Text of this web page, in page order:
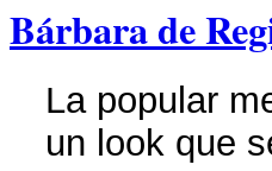
Bárbara de
La popular
un look que